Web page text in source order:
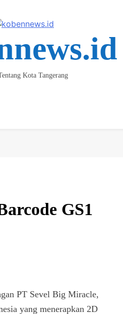
Kota Tangerang
GS1
PT Sevel Big Miracle,
yang menerapkan 2D